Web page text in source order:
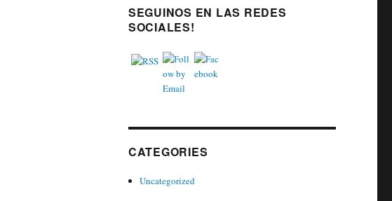
SEGUINOS EN LAS REDES
SOCIALES!
CATEGORIES
Uncategorized